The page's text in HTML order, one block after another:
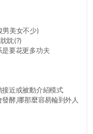
男美女不少)
眈(?)
要花更多功夫
近或被動介紹模式
酵,哪那麼容易輪到外人